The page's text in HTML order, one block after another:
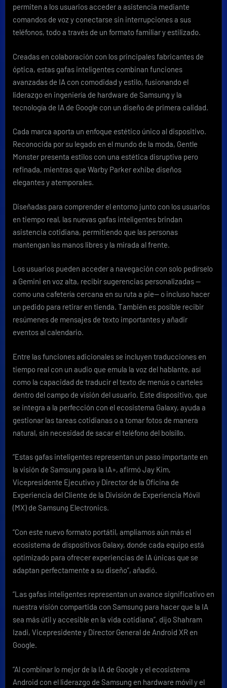
permiten a los usuarios acceder a asistencia mediante
comandos de voz y conectarse sin interrupciones a sus
teléfonos, todo a través de un formato familiar y estilizado.
Creadas en colaboración con los principales fabricantes de
óptica, estas gafas inteligentes combinan funciones
avanzadas de IA con comodidad y estilo, fusionando el
liderazgo en ingeniería de hardware de Samsung y la
tecnología de IA de Google con un diseño de primera calidad.
Cada marca aporta un enfoque estético único al dispositivo.
Reconocida por su legado en el mundo de la moda, Gentle
Monster presenta estilos con una estética disruptiva pero
refinada, mientras que Warby Parker exhibe diseños
elegantes y atemporales.
Diseñadas para comprender el entorno junto con los usuarios
en tiempo real, las nuevas gafas inteligentes brindan
asistencia cotidiana, permitiendo que las personas
mantengan las manos libres y la mirada al frente.
Los usuarios pueden acceder a navegación con solo pedírselo
a Gemini en voz alta, recibir sugerencias personalizadas —
como una cafetería cercana en su ruta a pie— o incluso hacer
un pedido para retirar en tienda. También es posible recibir
resúmenes de mensajes de texto importantes y añadir
eventos al calendario.
Entre las funciones adicionales se incluyen traducciones en
tiempo real con un audio que emula la voz del hablante, así
como la capacidad de traducir el texto de menús o carteles
dentro del campo de visión del usuario. Este dispositivo, que
se integra a la perfección con el ecosistema Galaxy, ayuda a
gestionar las tareas cotidianas o a tomar fotos de manera
natural, sin necesidad de sacar el teléfono del bolsillo.
“Estas gafas inteligentes representan un paso importante en
la visión de Samsung para la IA», afirmó Jay Kim,
Vicepresidente Ejecutivo y Director de la Oficina de
Experiencia del Cliente de la División de Experiencia Móvil
(MX) de Samsung Electronics.
“Con este nuevo formato portátil, ampliamos aún más el
ecosistema de dispositivos Galaxy, donde cada equipo está
optimizado para ofrecer experiencias de IA únicas que se
adaptan perfectamente a su diseño”, añadió.
“Las gafas inteligentes representan un avance significativo en
nuestra visión compartida con Samsung para hacer que la IA
sea más útil y accesible en la vida cotidiana”, dijo Shahram
Izadi, Vicepresidente y Director General de Android XR en
Google.
“Al combinar lo mejor de la IA de Google y el ecosistema
Android con el liderazgo de Samsung en hardware móvil y el